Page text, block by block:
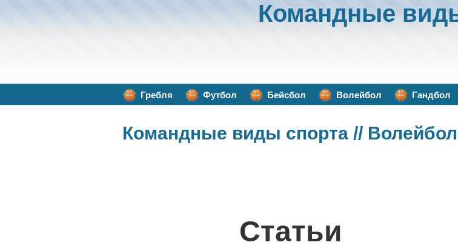
Командные
Гребля Футбол Бейсбол Волейбол Гандбол
Командные виды спорта // Волейбол
Статьи